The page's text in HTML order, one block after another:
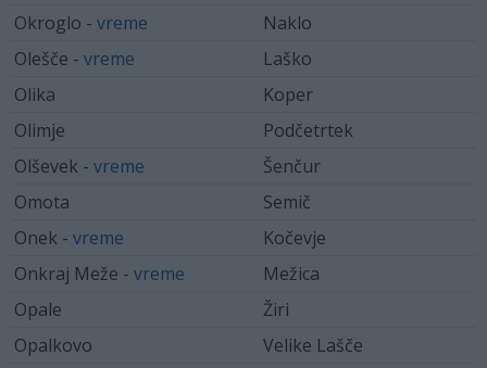
Okroglo - vreme
Naklo
Olešče - vreme
Laško
Olika
Koper
Olimje
Podčetrtek
Olševek - vreme
Šenčur
Omota
Semič
Onek - vreme
Kočevje
Onkraj Meže - vreme
Mežica
Opale
Žiri
Opalkovo
Velike Lašče